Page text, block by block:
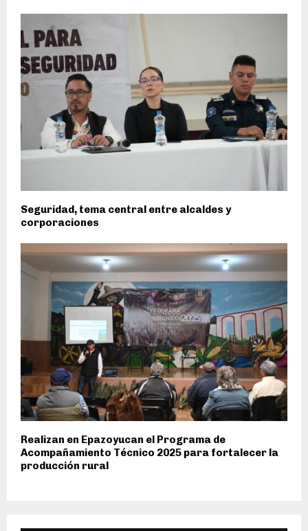
Seguridad, tema central entre alcaldes y
corporaciones
Realizan en Epazoyucan el Programa de
Acompañamiento Técnico 2025 para fortalecer la
producción rural